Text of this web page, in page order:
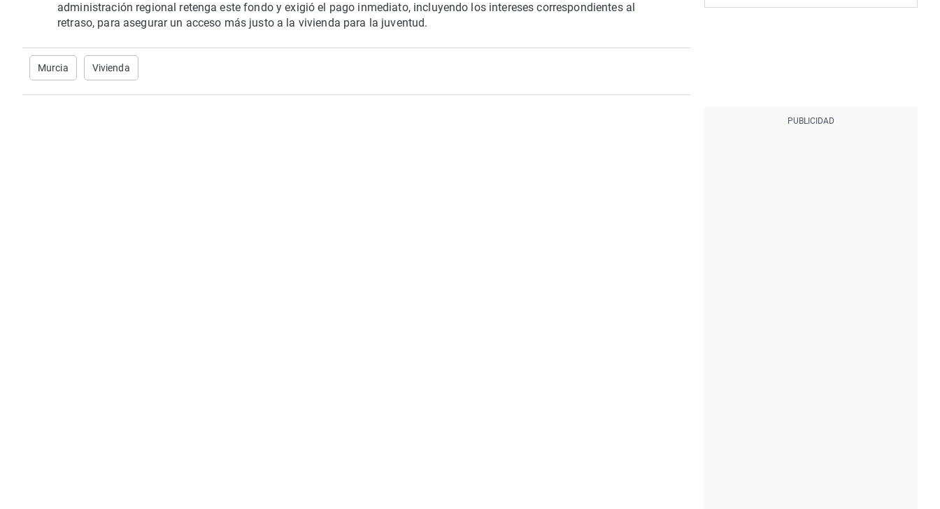
administración regional retenga este fondo y exigió el pago inmediato, incluyendo los intereses correspondientes al
retraso, para asegurar un acceso más justo a la vivienda para la juventud.
Murcia Vivienda